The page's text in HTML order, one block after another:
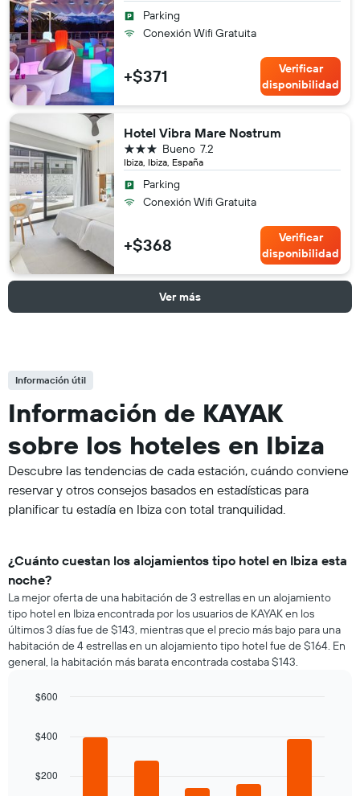
Parking
Conexión Wifi Gratuita
+$371
Verificar
disponibilidad
Hotel Vibra Mare Nostrum
Ibiza, Ibiza, España
7.2
Bueno
3 estrellas
Parking
Conexión Wifi Gratuita
+$368
Verificar
disponibilidad
Ver más
Información útil
Información de KAYAK
sobre los hoteles en Ibiza
Descubre las tendencias de cada estación, cuándo conviene
reservar y otros consejos basados en estadísticas para
planificar tu estadía en Ibiza con total tranquilidad.
¿Cuánto cuestan los alojamientos tipo hotel en Ibiza esta
noche?
La mejor oferta de una habitación de 3 estrellas en un alojamiento
tipo hotel en Ibiza encontrada por los usuarios de KAYAK en los
últimos 3 días fue de $143, mientras que el precio más bajo para una
habitación de 4 estrellas en un alojamiento tipo hotel fue de $164. En
general, la habitación más barata encontrada costaba $143.
with
$200
$400
$600